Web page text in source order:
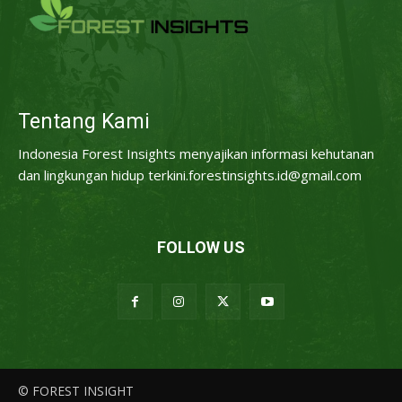
Tentang Kami
Indonesia Forest Insights menyajikan informasi kehutanan
dan lingkungan hidup terkini.forestinsights.id@gmail.com
FOLLOW US
© FOREST INSIGHT